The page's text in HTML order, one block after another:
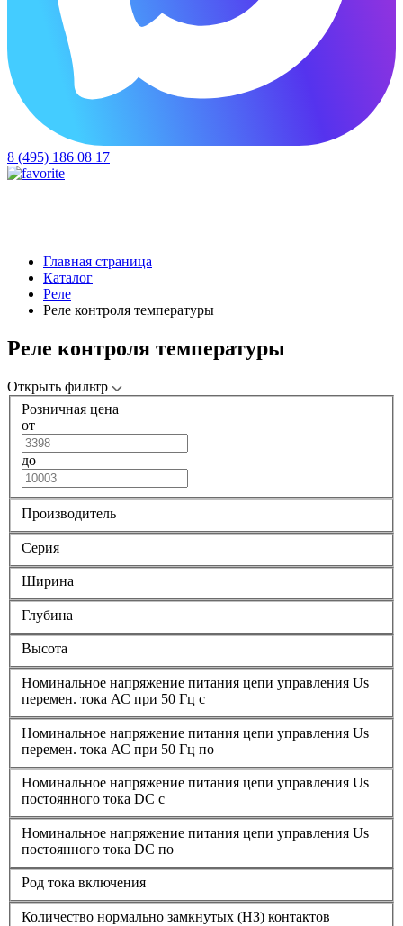
8 (495) 186 08 17
Главная страница
Каталог
Реле
Реле контроля температуры
Реле контроля температуры
Открыть фильтр
Розничная цена
от
до
Производитель
Серия
Ширина
Глубина
Высота
Номинальное напряжение питания цепи управления Us
перемен. тока АС при 50 Гц с
Номинальное напряжение питания цепи управления Us
перемен. тока АС при 50 Гц по
Номинальное напряжение питания цепи управления Us
постоянного тока DC с
Номинальное напряжение питания цепи управления Us
постоянного тока DC по
Род тока включения
Количество нормально замкнутых (НЗ) контактов